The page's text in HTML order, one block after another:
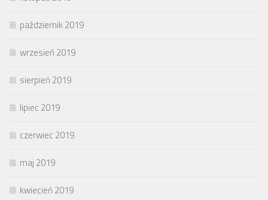
październik 2019
wrzesień 2019
sierpień 2019
lipiec 2019
czerwiec 2019
maj 2019
kwiecień 2019